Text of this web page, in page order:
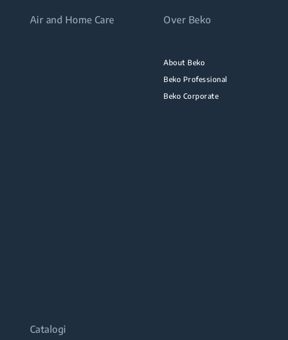
Air and Home Care Over Beko
About Beko
Beko Professional
Beko Corporate
Catalogi